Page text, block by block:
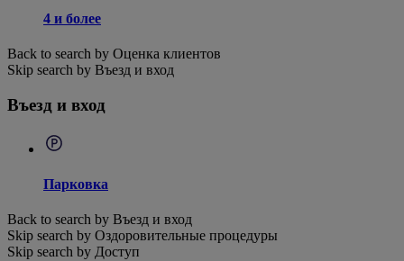
4 и более
Back to search by Оценка клиентов
Skip search by Въезд и вход
Въезд и вход
Парковка
Back to search by Въезд и вход
Skip search by Оздоровительные процедуры
Skip search by Доступ